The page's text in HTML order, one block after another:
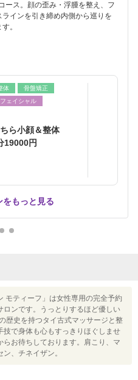
ース。顔の歪み・浮腫を整え、フ
ラインを引き締め内側から巡りを
。
体
骨盤矯正
フェイシャル
ら小顔＆整体
19000円
をもっと見る
モティーフ」は女性専用の完全予約
ロンです。うっとりするほど優しい
歴史を持つタイ古式マッサージと整
技で身体も心もすっきりほぐしませ
らお待ちしております。肩こり、マ
、チネイザン。